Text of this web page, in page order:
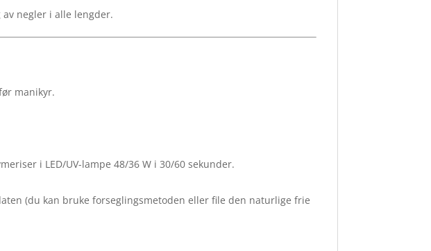
negler i alle lengder.
manikyr.
i LED/UV-lampe 48/36 W i 30/60 sekunder.
(du kan bruke forseglingsmetoden eller file den naturlige frie